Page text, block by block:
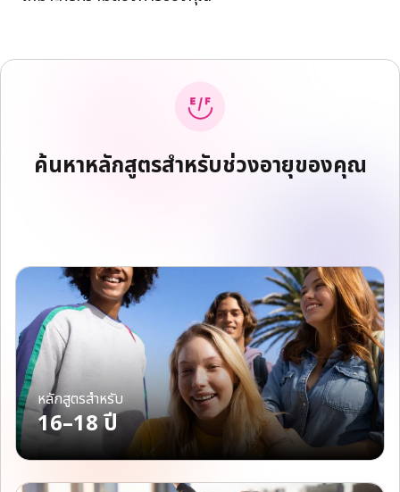
ค้นหาหลักสูตรสำหรับช่วงอายุของคุณ
หลักสูตรสำหรับ
16–18 ปี